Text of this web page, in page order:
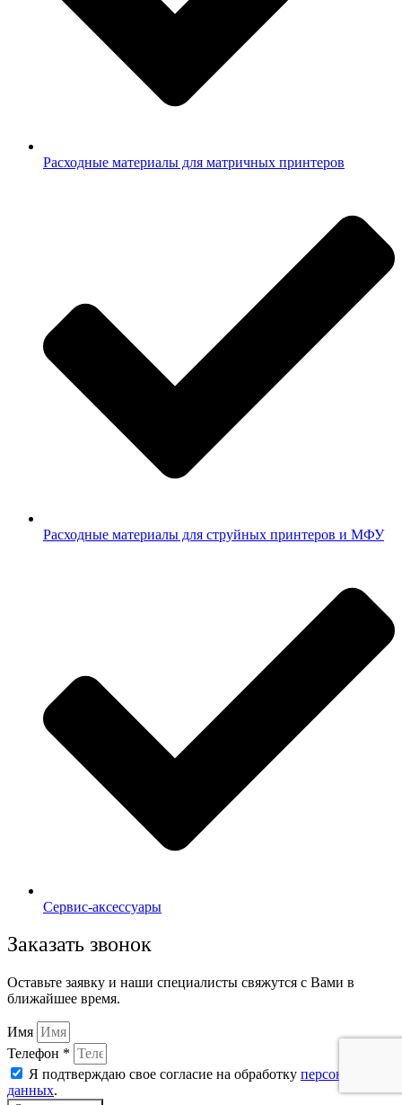
Расходные материалы для матричных принтеров
Расходные материалы для струйных принтеров и МФУ
Сервис-аксессуары
Заказать звонок
Оставьте заявку и наши специалисты свяжутся с Вами в
ближайшее время.
Имя
Телефон *
Я подтверждаю свое согласие на обработку персональных
данных.